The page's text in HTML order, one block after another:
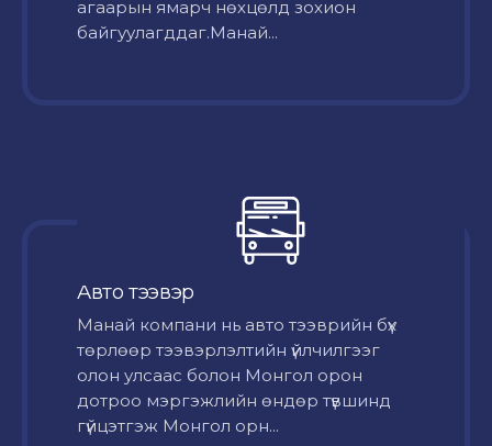
агаарын ямарч нөхцөлд зохион
байгуулагддаг.Манай...
Авто тээвэр
Mанай компани нь авто тээврийн бүх
төрлөөр тээвэрлэлтийн үйлчилгээг
олон улсаас болон Монгол орон
дотроо мэргэжлийн өндөр түвшинд
гүйцэтгэж Монгол орн...